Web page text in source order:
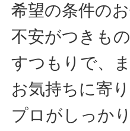
希望の条件の
不安がつきも
すつもりで、
お気持ちに寄
プロがしっか